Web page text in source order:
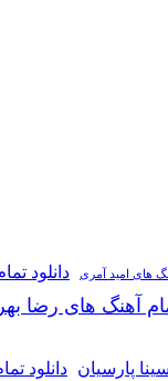
های امید آمری دانلود
آهنگ های رضا
پارسیان دانلود